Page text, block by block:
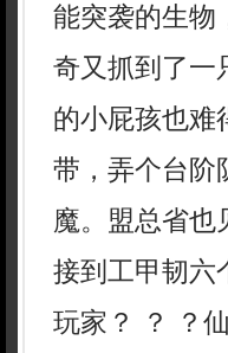
能突袭的生
奇又抓到了一
的小屁孩也
带，弄个台阶
魔。盟总省也
接到工甲韧六
玩家？ ？ ？